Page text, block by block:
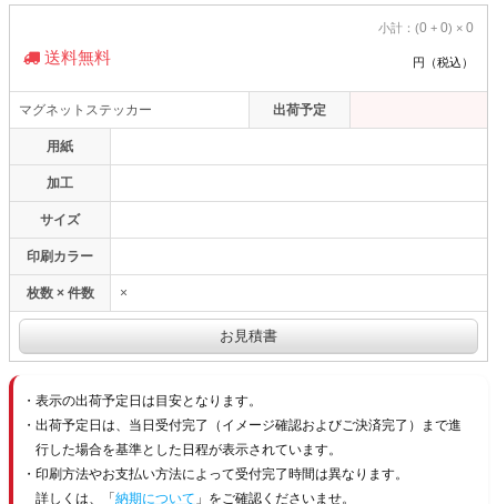
マグネットステッカー
用紙
加工
サイズ
印刷カラー
枚数 × 件数
出荷予定
×
小計：(0 + 0) × 0
送料無料 円（税込）
表示の出荷予定日は目安となります。
出荷予定日は、当日受付完了（イメージ確認およびご決済完了）まで進
行した場合を基準とした日程が表示されています。
印刷方法やお支払い方法によって受付完了時間は異なります。
詳しくは、「 納期について 」をご確認くださいませ。